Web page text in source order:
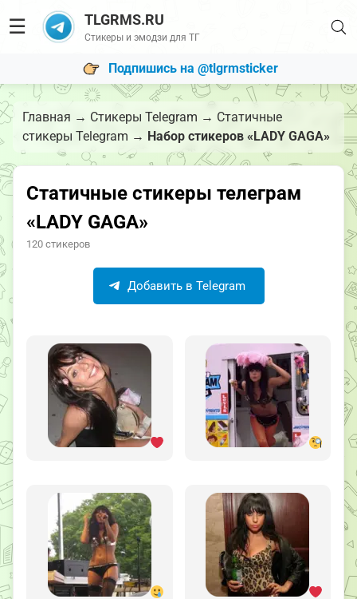
☰ TLGRMS.RU
Стикеры и эмодзи для ТГ
Подпишись на @tlgrmsticker
Главная → Стикеры Telegram → Статичные
стикеры Telegram → Набор стикеров «LADY GAGA»
Статичные стикеры телеграм
«LADY GAGA»
120 стикеров
Добавить в Telegram